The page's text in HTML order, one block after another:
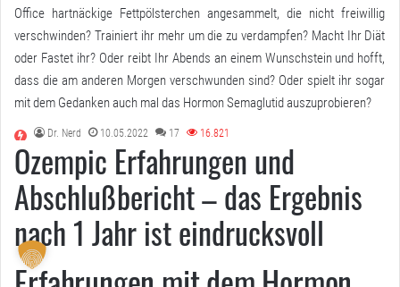
Office hartnäckige Fettpölsterchen angesammelt, die nicht freiwillig
verschwinden? Trainiert ihr mehr um die zu verdampfen? Macht Ihr Diät
oder Fastet ihr? Oder reibt Ihr Abends an einem Wunschstein und hofft,
dass die am anderen Morgen verschwunden sind? Oder spielt ihr sogar
mit dem Gedanken auch mal das Hormon Semaglutid auszuprobieren?
Dr. Nerd 10.05.2022 17 16.821
Ozempic Erfahrungen und
Abschlußbericht – das Ergebnis
nach 1 Jahr ist eindrucksvoll